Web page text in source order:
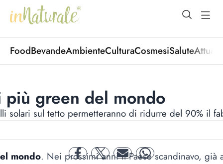
open
FoodBevandeAmbienteCulturaCosmesiSalute
green del mondo
solari sul tetto permetteranno di ridurre del 90% il
facebooktwitter mail whatsapp
mondo. Nei prossimi anni il Paese scandinavo, già